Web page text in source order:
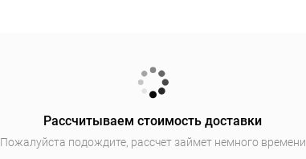
Рассчитываем стоимость доставки
Пожалуйста подождите, рассчет займет немного времени